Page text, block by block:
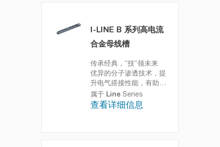
I-LINE B 系列高电流
合金母线槽
传承经典，“技”领未来
优异的分子渗透技术，提
升电气搭接性能，有助于
实现从项目初期投资到后
期运营全生命周期的降本
属于 Line Series
查看详细信息